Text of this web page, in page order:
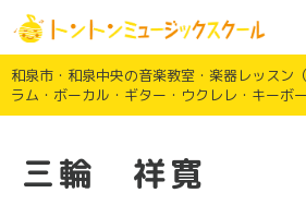
和泉市・和泉中央の音楽教室・楽器レッスン
ラム・ボーカル・ギター・ウクレレ・キーボ
三輪 祥寛